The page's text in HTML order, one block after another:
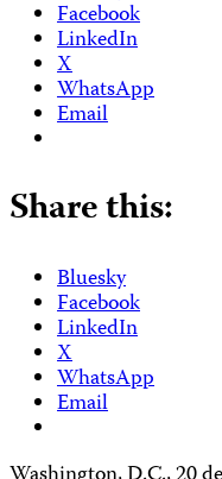
Facebook
LinkedIn
X
WhatsApp
Email
Share this:
Bluesky
Facebook
LinkedIn
X
WhatsApp
Email